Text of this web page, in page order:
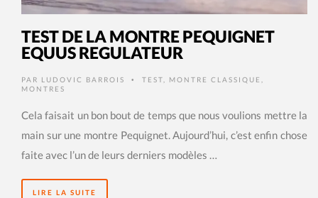
TEST DE LA MONTRE PEQUIGNET
EQUUS REGULATEUR
PAR LUDOVIC BARROIS • TEST MONTRE CLASSIQUE
MONTRES
Cela faisait un bon bout de temps que nous voulions mettre la
main sur une montre Pequignet. Aujourd’hui, c’est enfin chose
faite avec l’un de leurs derniers modèles …
LIRE LA SUITE